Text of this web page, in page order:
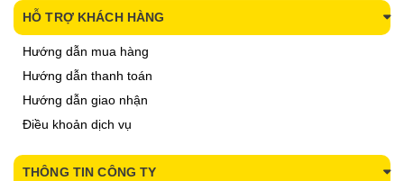
HỖ TRỢ KHÁCH HÀNG
Hướng dẫn mua hàng
Hướng dẫn thanh toán
Hướng dẫn giao nhận
Điều khoản dịch vụ
THÔNG TIN CÔNG TY